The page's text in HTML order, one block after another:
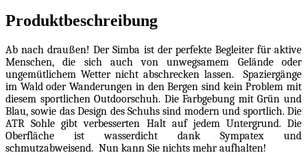
Produktbeschreibung
Ab nach draußen! Der Simba ist der perfekte Begleiter für aktive
Menschen, die sich auch von unwegsamem Gelände oder
ungemütlichem Wetter nicht abschrecken lassen.
Spaziergänge
im Wald oder Wanderungen in den Bergen sind kein Problem mit
diesem sportlichen Outdoorschuh. Die Farbgebung mit Grün und
Blau, sowie das Design des Schuhs sind modern und sportlich. Die
ATR Sohle gibt verbesserten Halt auf jedem Untergrund. Die
Oberfläche ist wasserdicht dank Sympatex und
schmutzabweisend. Nun kann Sie nichts mehr aufhalten!